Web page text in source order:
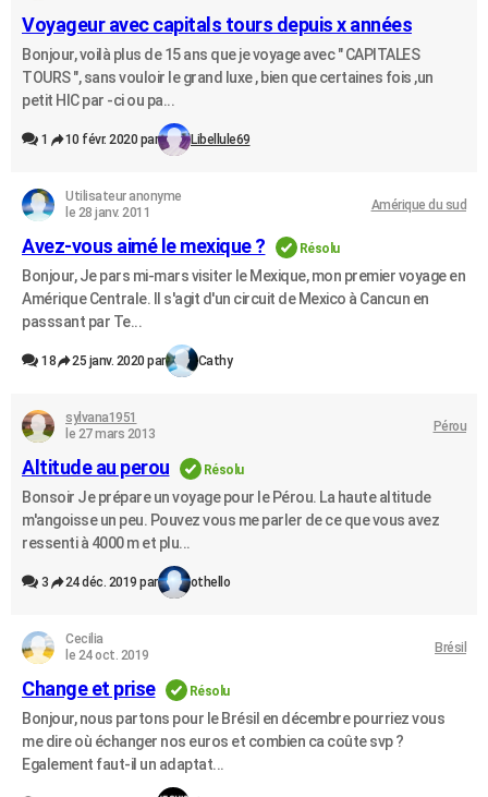
Voyageur avec capitals tours depuis x années
Bonjour, voilà plus de 15 ans que je voyage avec " CAPITALES
TOURS ", sans vouloir le grand luxe , bien que certaines fois ,un
petit HIC par -ci ou pa...
1 10 févr. 2020 par Libellule69
Utilisateur anonyme
le 28 janv. 2011
Amérique du sud
Avez-vous aimé le mexique ? Résolu
Bonjour, Je pars mi-mars visiter le Mexique, mon premier voyage en
Amérique Centrale. Il s'agit d'un circuit de Mexico à Cancun en
passsant par Te...
18 25 janv. 2020 par Cathy
sylvana1951
le 27 mars 2013
Pérou
Altitude au perou Résolu
Bonsoir Je prépare un voyage pour le Pérou. La haute altitude
m'angoisse un peu. Pouvez vous me parler de ce que vous avez
ressenti à 4000 m et plu...
3 24 déc. 2019 par othello
Cecilia
le 24 oct. 2019
Brésil
Change et prise Résolu
Bonjour, nous partons pour le Brésil en décembre pourriez vous
me dire où échanger nos euros et combien ca coûte svp ?
Egalement faut-il un adaptat...